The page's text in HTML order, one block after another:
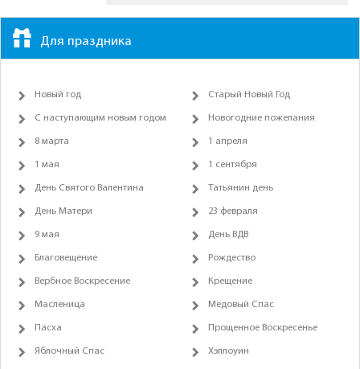
Для праздника
Новый год Старый Новый Год
С наступающим новым годом Новогодние пожелания
8 марта 1 апреля
1 мая 1 сентября
День Святого Валентина Татьянин день
День Матери 23 февраля
9 мая День ВДВ
Благовещение Рождество
Вербное Воскресение Крещение
Масленица Медовый Спас
Пасха Прощенное Воскресенье
Яблочный Спас Хэллоуин